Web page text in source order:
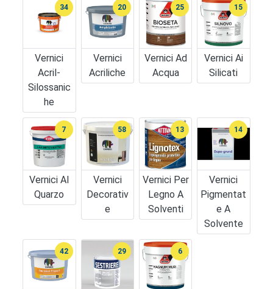
Vernici
Acril-
Silossanic
He
34
Vernici
Acriliche
20
Vernici Ad
Acqua
25
Vernici Ai
Silicati
15
Vernici Al
Quarzo
7
Vernici
Decorativ
E
58
Vernici Per
Legno A
Solventi
13
Vernici
Pigmentat
E A
Solvente
14
42 29 6